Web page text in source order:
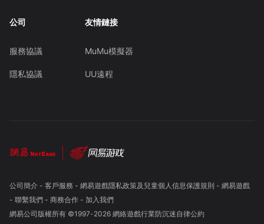
公司
服務協議
隱私協議
友情鏈接
MuMu模擬器
UU遠程
公司簡介- 客戶服務 - 網易遊戲隱私政策及兒童個人信息保護規則 - 網易遊戲
- 聯繫我們- 商務合作- 加入我們
網易公司版權所有 ©1997-2026 網絡遊戲行業防沉迷自律公約